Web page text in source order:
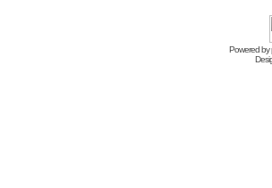
Powered by